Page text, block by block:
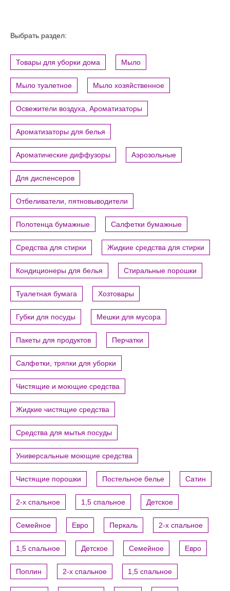
Выбрать раздел:
Товары для уборки дома Мыло
Мыло туалетное Мыло хозяйственное
Освежители воздуха, Ароматизаторы
Ароматизаторы для белья
Ароматические диффузоры Аэрозольные
Для диспенсеров
Отбеливатели, пятновыводители
Полотенца бумажные Салфетки бумажные
Средства для стирки Жидкие средства для стирки
Кондиционеры для белья Стиральные порошки
Туалетная бумага Хозтовары
Губки для посуды Мешки для мусора
Пакеты для продуктов Перчатки
Салфетки, тряпки для уборки
Чистящие и моющие средства
Жидкие чистящие средства
Средства для мытья посуды
Универсальные моющие средства
Чистящие порошки Постельное белье Сатин
2-х спальное 1,5 спальное Детское
Семейное Евро Перкаль 2-х спальное
1,5 спальное Детское Семейное Евро
Поплин 2-х спальное 1,5 спальное